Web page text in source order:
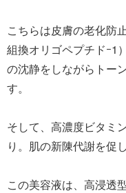
こちらは皮膚の老化防
組換オリゴペプチドｰ1
の沈静をしながらトー
す。
そして、高濃度ビタミ
り。肌の新陳代謝を促
この美容液は、高浸透